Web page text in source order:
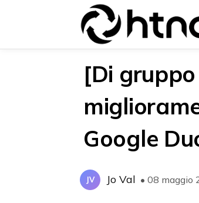
{{POSTS[0].LABEL}}
{{posts[0].title}}
{{POSTS[0].LABEL}}
{{posts[0].title}}
[Di
Google
JV Jo Val • 08 maggio